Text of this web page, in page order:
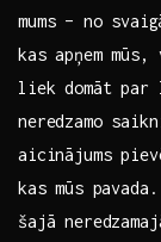
mums – no⁢
kas apņem
liek domāt par
neredzamo
aicinājums
kas mūs⁣
šajā